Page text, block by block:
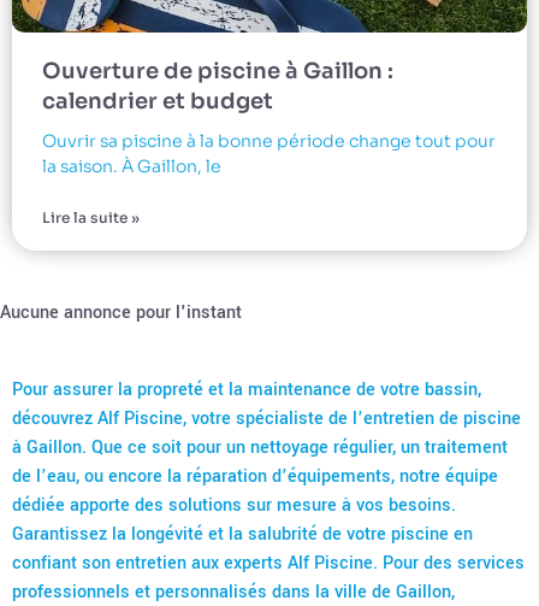
Ouverture de piscine à Gaillon :
calendrier et budget
Ouvrir sa piscine à la bonne période change tout pour
la saison. À Gaillon, le
Lire la suite »
Aucune annonce pour l'instant
Pour assurer la propreté et la maintenance de votre bassin,
découvrez Alf Piscine, votre spécialiste de l’entretien de piscine
à Gaillon. Que ce soit pour un nettoyage régulier, un traitement
de l’eau, ou encore la réparation d’équipements, notre équipe
dédiée apporte des solutions sur mesure à vos besoins.
Garantissez la longévité et la salubrité de votre piscine en
confiant son entretien aux experts Alf Piscine. Pour des services
professionnels et personnalisés dans la ville de Gaillon,